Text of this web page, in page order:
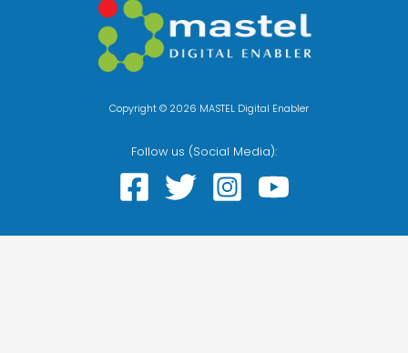
Copyright © 2026 MASTEL Digital Enabler
Follow us (Social Media):